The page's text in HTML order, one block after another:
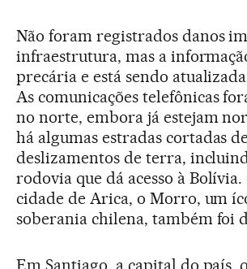
Não foram registrados danos
infraestrutura, mas a
precária e está sendo
As comunicações telefônicas
no norte, embora já estejam
há algumas estradas cortadas
deslizamentos de terra,
rodovia que dá acesso à
cidade de Arica, o Morro, um
soberania chilena, também foi
Em Santiago, a capital do país,